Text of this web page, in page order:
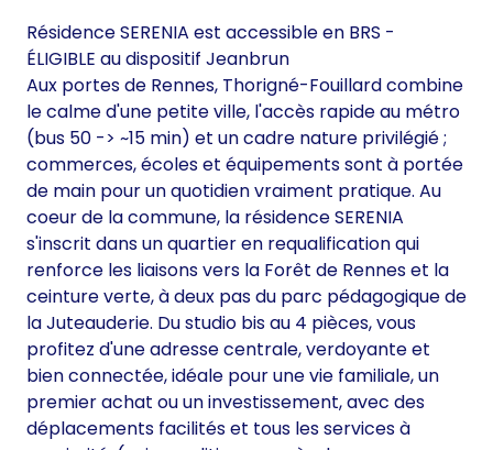
Résidence SERENIA est accessible en BRS -
ÉLIGIBLE au dispositif Jeanbrun
Aux portes de Rennes, Thorigné-Fouillard combine
le calme d'une petite ville, l'accès rapide au métro
(bus 50 -> ~15 min) et un cadre nature privilégié ;
commerces, écoles et équipements sont à portée
de main pour un quotidien vraiment pratique. Au
coeur de la commune, la résidence SERENIA
s'inscrit dans un quartier en requalification qui
renforce les liaisons vers la Forêt de Rennes et la
ceinture verte, à deux pas du parc pédagogique de
la Juteauderie. Du studio bis au 4 pièces, vous
profitez d'une adresse centrale, verdoyante et
bien connectée, idéale pour une vie familiale, un
premier achat ou un investissement, avec des
déplacements facilités et tous les services à